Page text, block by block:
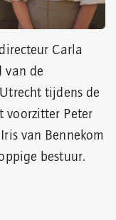
Carla
van de
tijdens de
voorzitter Peter
van Bennekom
bestuur.